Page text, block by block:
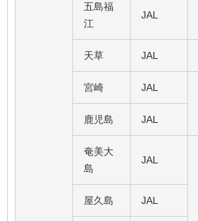
五島福
江
JAL
天草 JAL
宮崎
JAL
鹿児島
JAL
奄美大
島
JAL
屋久島 JAL